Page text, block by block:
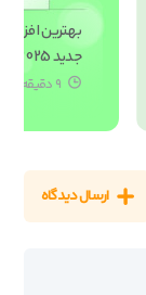
جدید 2025]
۹ دقیقه دقیقه زمان مطالعه
ارسال دیدگاه